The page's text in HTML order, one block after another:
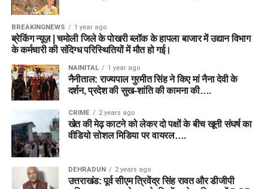
BREAKINGNEWS 1 year ago
ब्रेकिंग न्यूज़ | चमोली जिले के पोखरी ब्लॉक के हापला बाजार में उद्यान विभाग
के कर्मचारी की संदिग्ध परिस्थितियों में मौत हो गई।
NAINITAL 1 year ago
नैनीताल: राज्यपाल गुरमीत सिंह ने किए मां नैना देवी के
दर्शन, प्रदेश की सुख-शांति की कामना की….
CRIME 2 years ago
खेत की मेढ़ काटने को लेकर दो पक्षों के बीच खूनी संघर्ष का
वीडियो सोशल मिडिया पर वायरल….
DEHRADUN 2 years ago
उत्तराखंड: पूर्व सीएम त्रिवेंद्र सिंह रावत और डीजीपी